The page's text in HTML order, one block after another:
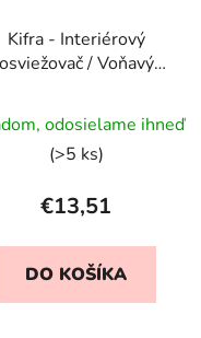
Kifra - Interiérový
osviežovač / Voňavý
odosielame ihneď
(>5 ks)
€13,51
DO KOŠÍKA